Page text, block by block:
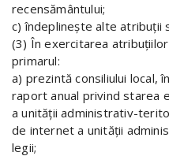
recensământului;
c) îndeplineşte alte atribuţii
(3) În exercitarea
primarul:
a) prezintă consiliului local,
raport anual privind starea
a unităţii administrativ-
de internet a unităţii
legii;